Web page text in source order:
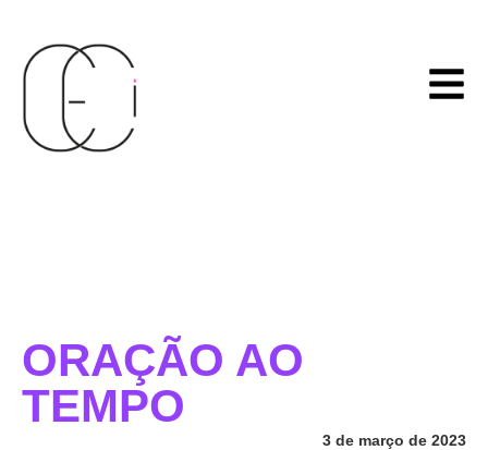
ORAÇÃO AO
TEMPO
3 de março de 2023